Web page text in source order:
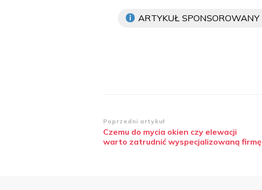
ARTYKUŁ SPONSOROWANY
Zobacz
wpisy
Poprzedni artykuł
Czemu do mycia okien czy elewacji
warto zatrudnić wyspecjalizowaną firmę